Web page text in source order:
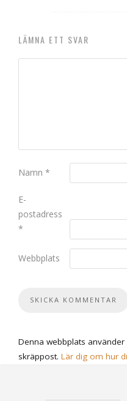
LÄMNA ETT SVAR
Namn *
E-
postadress
*
Webbplats
Denna webbplats
skräppost. Lär dig om hur